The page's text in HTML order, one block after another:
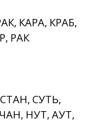
КАРА, КРАБ,
РАК
СУТЬ,
НУТ, АУТ,